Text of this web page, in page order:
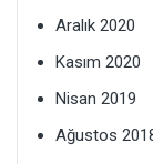
Aralık 2020
Kasım 2020
Nisan 2019
Ağustos